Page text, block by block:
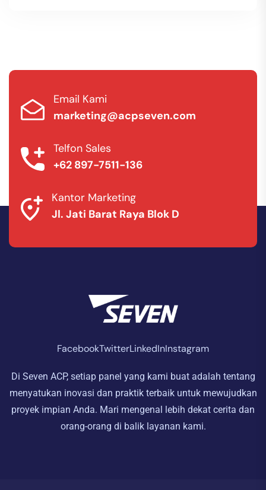
Email Kami
marketing@acpseven.com
Telfon Sales
+62 897-7511-136
Kantor Marketing
Jl. Jati Barat Raya Blok D
FacebookTwitterLinkedInInstagram
Di Seven ACP, setiap panel yang kami buat adalah tentang
menyatukan inovasi dan praktik terbaik untuk mewujudkan
proyek impian Anda. Mari mengenal lebih dekat cerita dan
orang-orang di balik layanan kami.